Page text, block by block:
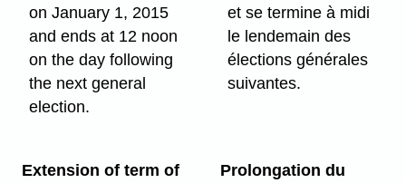
on January 1, 2015
and ends at 12 noon
on the day following
the next general
election.
et se termine à midi
le lendemain des
élections générales
suivantes.
Extension of term of
Prolongation du